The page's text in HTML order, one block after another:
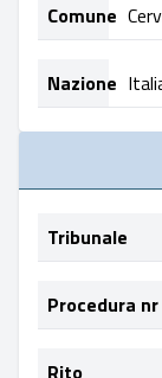
Comune
Nazione
Tribunale
Procedura nr
Rito